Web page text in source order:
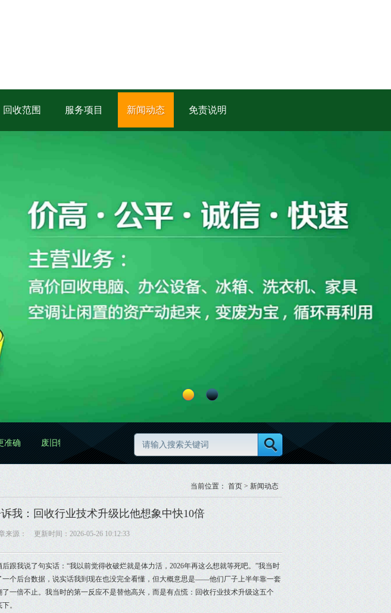
回收范围 服务项目 新闻动态 免责说明
旧物资处置怎么做更规范 废旧物资清理怎么做更高效更规范 废旧物资分类怎么做更规范
当前位置： 首页 > 新闻动态
我：回收行业技术升级比他想象中快10倍
来源： 更新时间：2026-05-26 10:12:33
跟我说了句实话：“我以前觉得收破烂就是体力活，2026年再这么想就等死吧。”我当时
个后台数据，说实话我到现在也没完全看懂，但大概意思是——他们厂子上半年靠一套
一倍不止。我当时的第一反应不是替他高兴，而是有点慌：回收行业技术升级这五个
。